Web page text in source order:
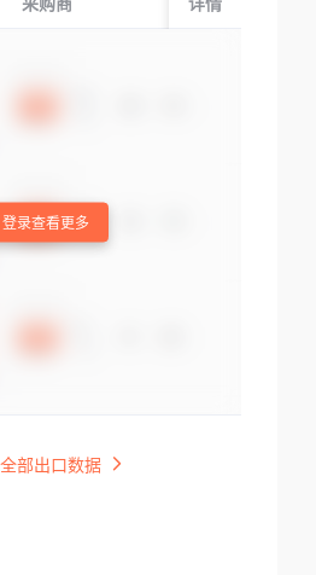
采购商 起运国/地区
详情
登录查看更多
部出口数据